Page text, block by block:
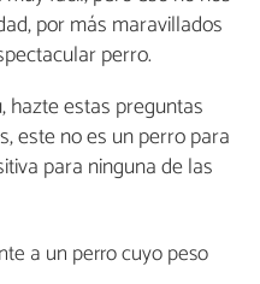
por más maravillados
perro.
hazte estas preguntas
este no es un perro para
para ninguna de las
a un perro cuyo peso